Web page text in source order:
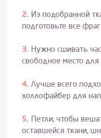
Из подобранной
подготовьте все
Нужно сшивать
свободное место
Лучше всего
холлофайбер для
Петли, чтобы
оставшейся ткани,